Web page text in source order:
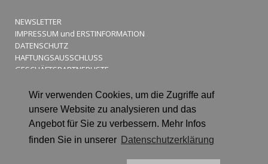
Wir verwenden Cookies, um die Zugriffe auf
unsere Website zu analysieren und das
Angebot für Sie zu verbessern. Mehr Infos
finden Sie in unserer Datenschutzerklärung
NEWSLETTER
IMPRESSUM und ERSTINFORMATION
DATENSCHUTZ
HAFTUNGSAUSSCHLUSS
GESCHÄFTSPARTNERLISTE
Gut beraten. Gut versichert. Gut betreut.